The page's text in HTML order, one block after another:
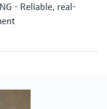
- Reliable, real-